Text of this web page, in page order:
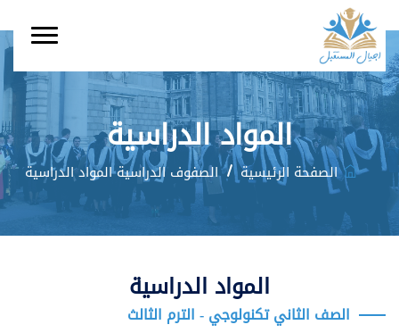
المواد الدراسية
الصفحة الرئيسية الصفوف الدراسيةالمواد الدراسية
المواد الدراسية
الصف الثاني تكنولوجي - الترم الثالث